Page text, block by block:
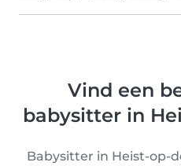
Vind een
babysitter in
Babysitter in Heist-op-